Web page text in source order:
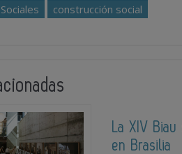
construcción social
La XIV
en Brasilia